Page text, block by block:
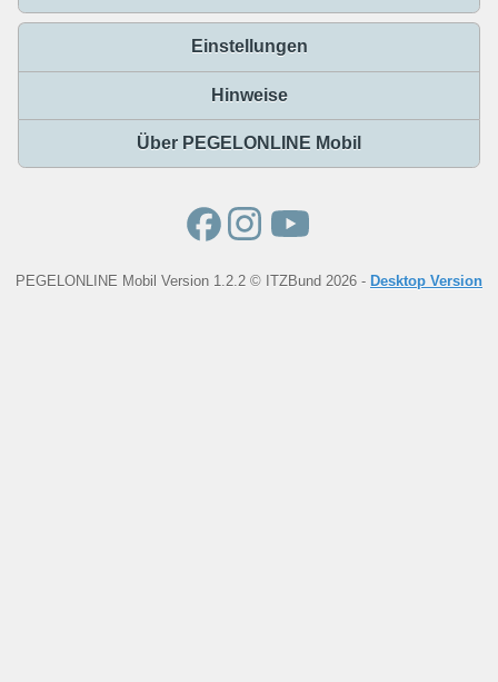
Einstellungen
Hinweise
Über PEGELONLINE Mobil
PEGELONLINE Mobil Version 1.2.2 © ITZBund 2026 - Desktop Version